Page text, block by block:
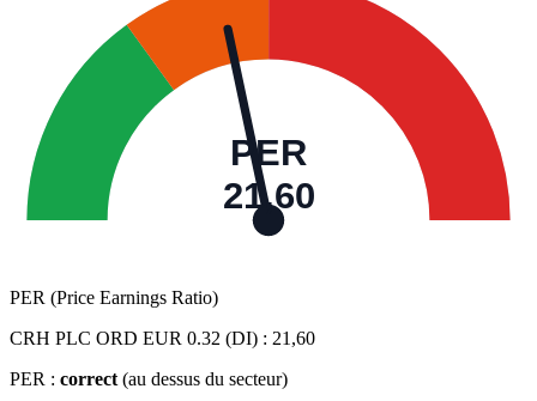
PER
21,60
PER (Price Earnings Ratio)
CRH PLC ORD EUR 0.32 (DI) : 21,60
PER : correct (au dessus du secteur)